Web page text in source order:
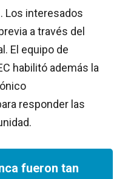
Los interesados
a través del
El equipo de
habilitó además la
responder las
fueron tan